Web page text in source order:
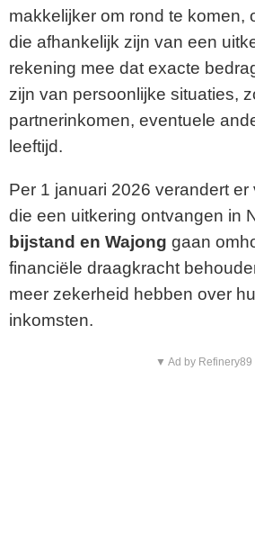
makkelijker om rond te komen,
die afhankelijk zijn van een
rekening mee dat exacte
zijn van persoonlijke situaties,
partnerinkomen, eventuele
leeftijd.
Per 1 januari 2026 verandert
die een uitkering ontvangen in
bijstand en Wajong gaan
financiële draagkracht
meer zekerheid hebben over
inkomsten.
▼ Ad by Refinery89